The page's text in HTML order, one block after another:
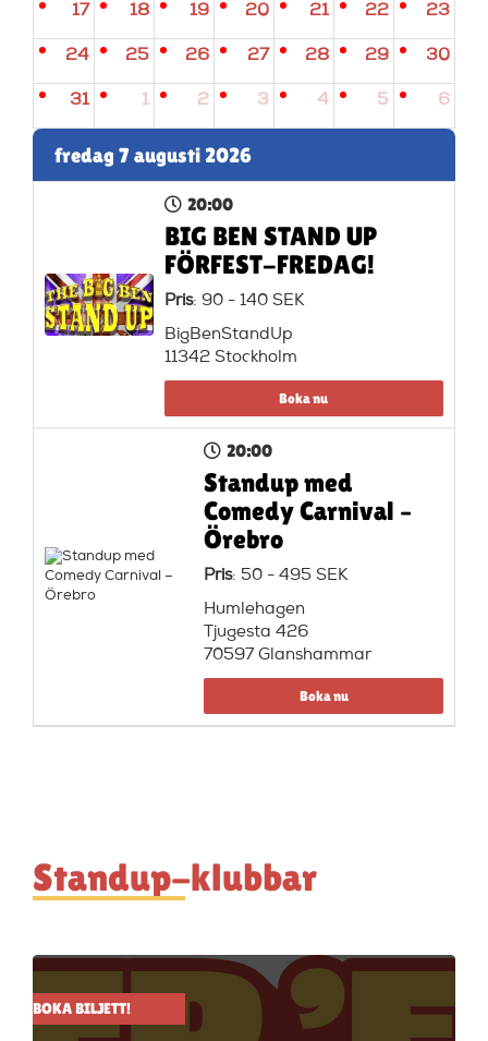
17 18 19 20 21 22 23
24 25 26 27 28 29 30
31 1 2 3 4 5 6
fredag 7 augusti 2026
20:00
BIG BEN STAND UP
FÖRFEST-FREDAG!
Pris: 90 - 140 SEK
BigBenStandUp
11342 Stockholm
Boka nu
20:00
Standup med
Comedy Carnival –
Örebro
Pris: 50 - 495 SEK
Humlehagen
Tjugesta 426
70597 Glanshammar
Boka nu
Standup-klubbar
BOKA BILJETT!